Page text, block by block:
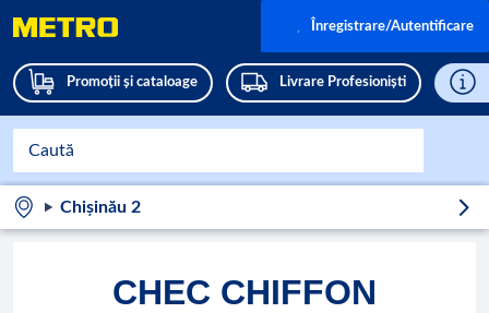
Promoții și cataloage Livrare Profesioniști
Înregistrare/Autentificare
Chișinău 2
CHEC CHIFFON